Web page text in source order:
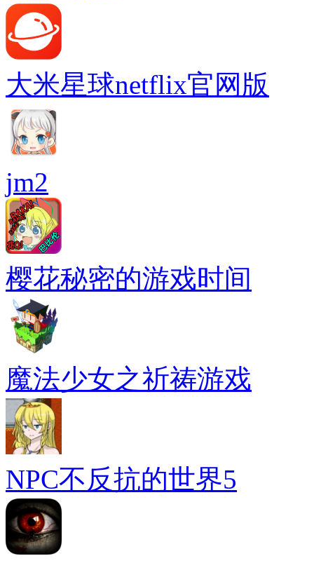
大米星球netflix官网版
jm2
樱花秘密的游戏时间
魔法少女之祈祷游戏
NPC不反抗的世界5